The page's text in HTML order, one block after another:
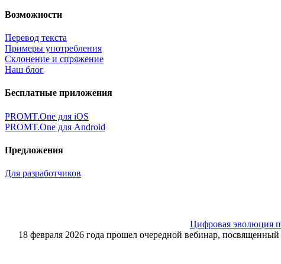
Возможности
Перевод текста
Примеры употребления
Склонение и спряжение
Наш блог
Бесплатные приложения
PROMT.One для iOS
PROMT.One для Android
Предложения
Для разработчиков
Цифровая эволюция
18 февраля 2026 года прошел очередной вебинар,